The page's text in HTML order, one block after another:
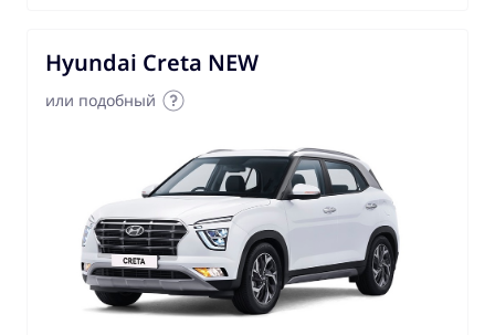
Hyundai Creta NEW
или подобный